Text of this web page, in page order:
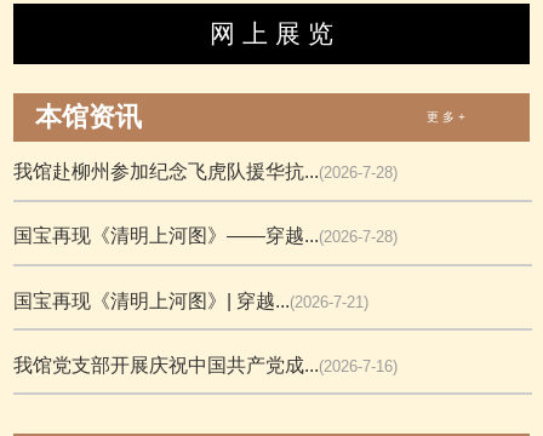
网 上 展 览
本馆资讯 更 多 +
我馆赴柳州参加纪念飞虎队援华抗...(2026-7-28)
国宝再现《清明上河图》——穿越...(2026-7-28)
国宝再现《清明上河图》| 穿越...(2026-7-21)
我馆党支部开展庆祝中国共产党成...(2026-7-16)